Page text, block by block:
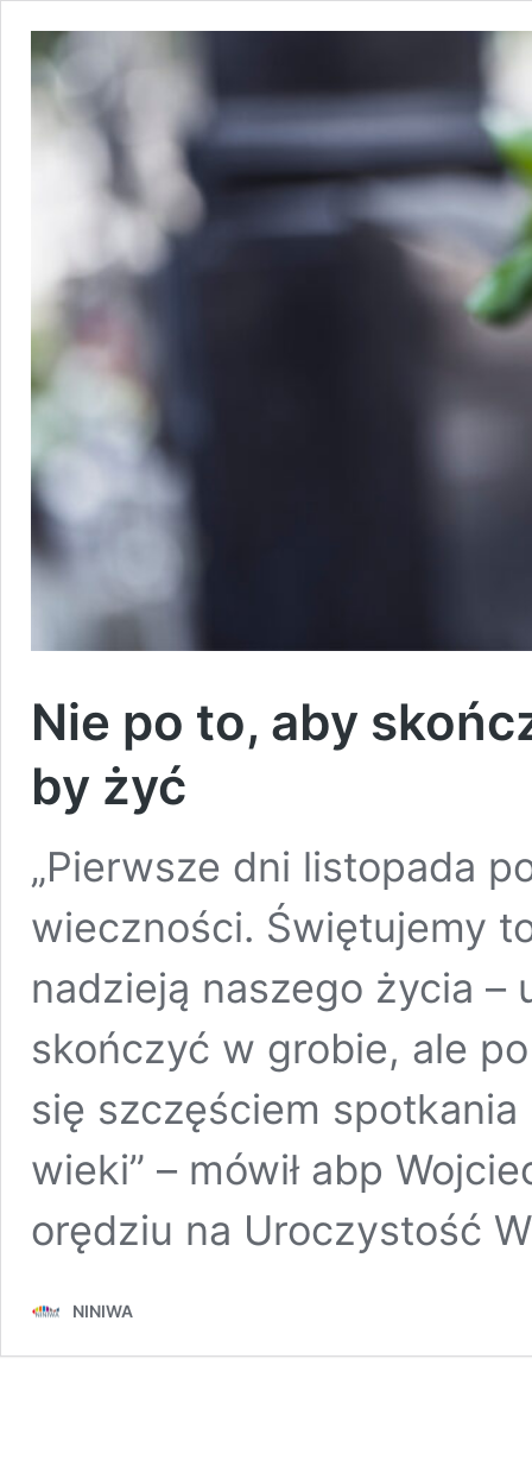
Nie po to, aby
by żyć
„Pierwsze dni listopada
wieczności. Świętujemy
nadzieją naszego życia –
skończyć w grobie, ale
się szczęściem
wieki” – mówił abp
orędziu na Uroczystość
NINIWA